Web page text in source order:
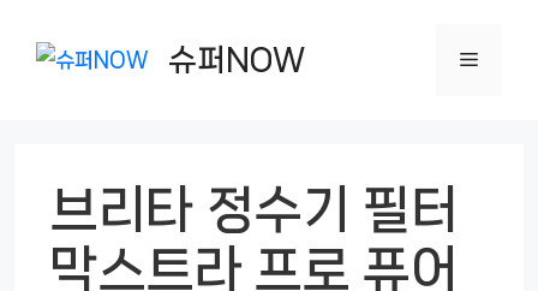
슈퍼NOW 메
브리타 정수기 필터
막스트라 프로 퓨어